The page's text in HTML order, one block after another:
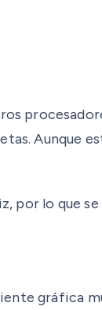
Aunque
lo que
gráfica